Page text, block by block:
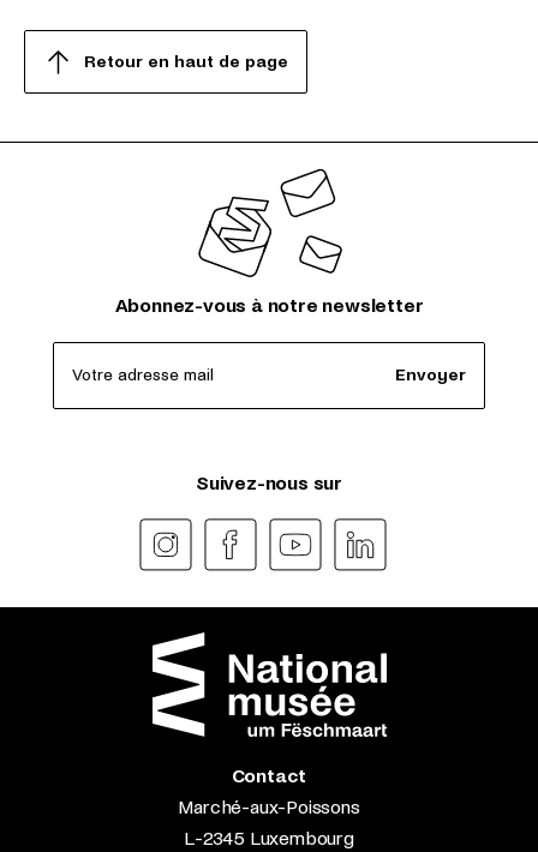
Retour en haut de page
Abonnez-vous à notre newsletter
Votre adresse mail Envoyer
Suivez-nous sur
Contact
Marché-aux-Poissons
L-2345 Luxembourg